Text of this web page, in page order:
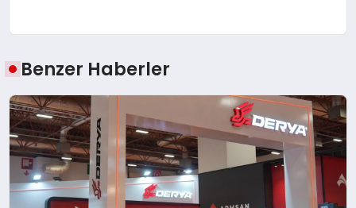
Benzer Haberler